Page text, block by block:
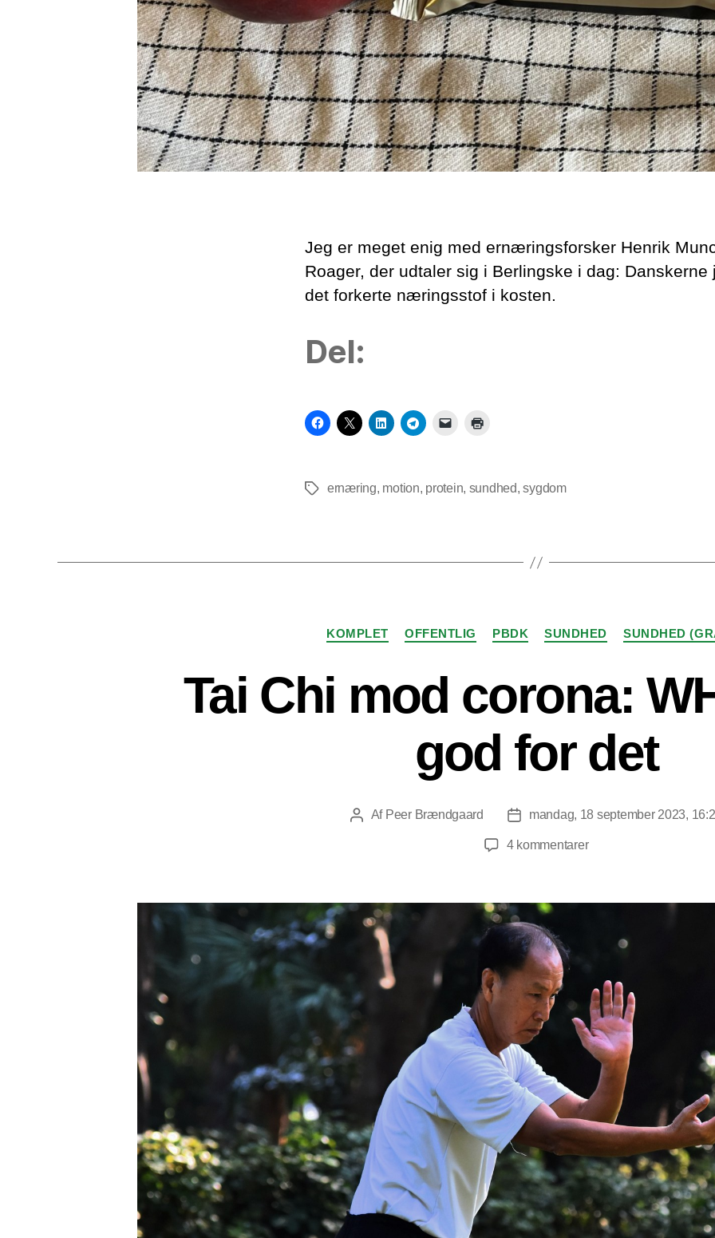
Jeg er meget enig med ernæringsforsker Henrik
Roager, der udtaler sig i Berlingske i dag: Danskerne
det forkerte næringsstof i kosten.
Del:
Tagsernæring, motion, protein, sundhed,sygdom
Kategorier
KOMPLET OFFENTLIG PBDK SUNDHED SUNDHED
Tai Chi mod corona:
god for det
Indlægsforfatter
Af Peer Brændgaard Indlægsdato
mandag, 18 september 2023,
4 kommentarertil
mod
WHO
god
for
det